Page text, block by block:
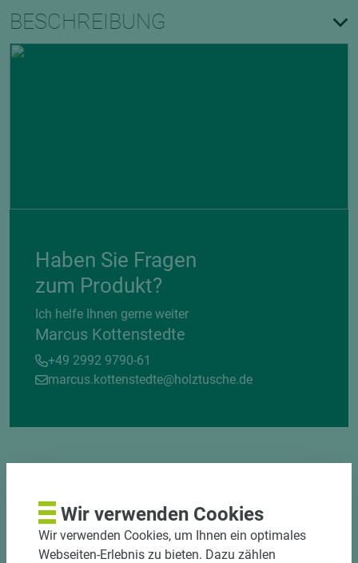
BESCHREIBUNG
Haben Sie Fragen
zum Produkt?
Ich helfe Ihnen gerne weiter
Marcus Kottenstedte
+49 2992 9790-61
marcus.kottenstedte@holztusche.de
DOWNLOADS
Wir verwenden Cookies
Wir verwenden Cookies, um Ihnen ein optimales
Webseiten-Erlebnis zu bieten. Dazu zählen